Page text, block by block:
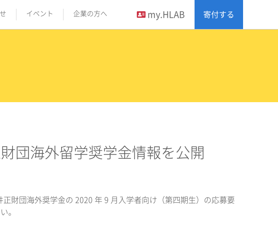
イベント 企業の方へ my.HLAB 寄付する
団海外留学奨学金情報を公開
財団海外奨学金の 2020 年 9 月入学者向け（第四期生）の応募要
。